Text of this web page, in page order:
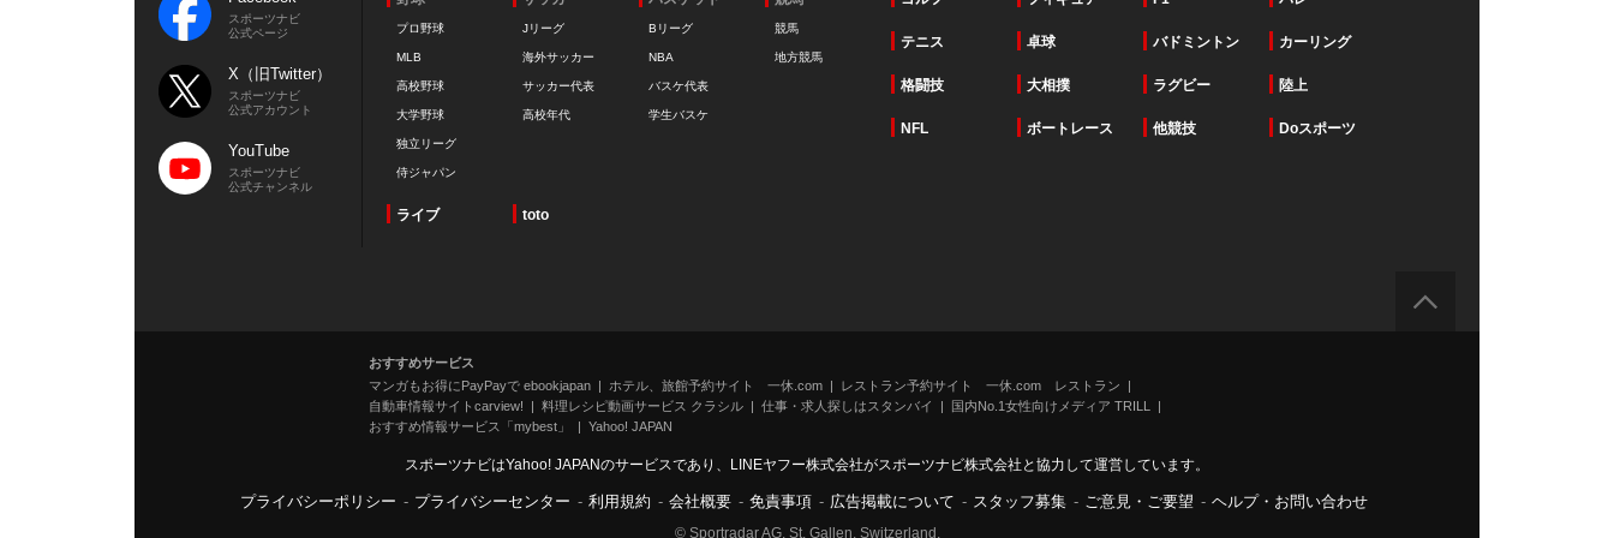
スポーツナビ
公式ページ
X（旧Twitter）
スポーツナビ
公式アカウント
YouTube
スポーツナビ
公式チャンネル
プロ野球
MLB
高校野球
大学野球
独立リーグ
侍ジャパン
Jリーグ
海外サッカー
サッカー代表
高校年代
Bリーグ
NBA
バスケ代表
学生バスケ
競馬
地方競馬
テニス 卓球 バドミントン カーリング
格闘技 大相撲 ラグビー 陸上
NFL ボートレース 他競技 Doスポーツ
ライブ toto
おすすめサービス
マンガもお得にPayPayで ebookjapan
ホテル、旅館予約サイト 一休.com
レストラン予約サイト 一休.com レストラン
自動車情報サイトcarview!
料理レシピ動画サービス クラシル 仕事・求人探しはスタンバイ
国内No.1女性向けメディア TRILL
おすすめ情報サービス「mybest」
Yahoo! JAPAN
スポーツナビはYahoo! JAPANのサービスであり、LINEヤフー株式会社がスポーツナビ株式会社と協力して運営しています。
プライバシーポリシー - プライバシーセンター - 利用規約 - 会社概要 - 免責事項 - 広告掲載について - スタッフ募集 - ご意見・ご要望 - ヘルプ・お問い合わせ
© Sportradar AG, St. Gallen, Switzerland.